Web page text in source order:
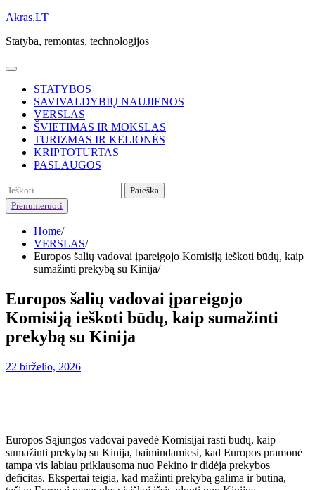
Skip
content
Akras.LT
Statyba, remontas, technologijos
STATYBOS
SAVIVALDYBIŲ NAUJIENOS
VERSLAS
ŠVIETIMAS IR MOKSLAS
TURIZMAS IR KELIONĖS
KRIPTOTURTAS
PASLAUGOS
Ieškoti:
Prenumeruoti
Home
VERSLAS
Europos šalių vadovai įpareigojo Komisiją ieškoti būdų, kaip
sumažinti prekybą su Kinija
Europos šalių vadovai įpareigojo
Komisiją ieškoti būdų, kaip sumažinti
prekybą su Kinija
22 birželio, 2026
Europos Sąjungos vadovai pavedė Komisijai rasti būdų, kaip
sumažinti prekybą su Kinija, baimindamiesi, kad Europos pramonė
tampa vis labiau priklausoma nuo Pekino ir didėja prekybos
deficitas. Ekspertai teigia, kad mažinti prekybą galima ir būtina,